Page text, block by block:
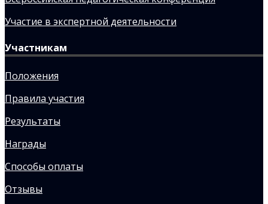
Участие в экспертной деятельности
Участникам
Положения
Правила участия
Результаты
Награды
Способы оплаты
Отзывы